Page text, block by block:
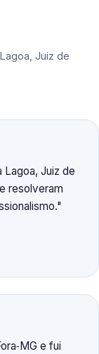
Lagoa, Juiz de
Juiz de
resolveram
e fui